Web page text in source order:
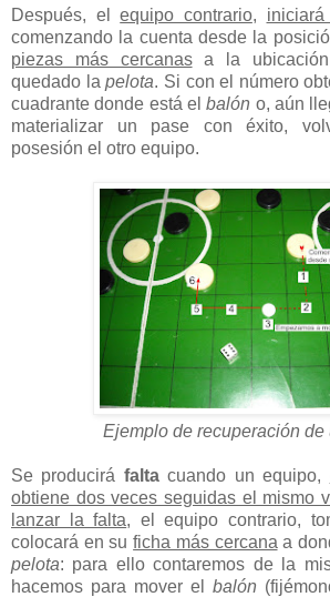
Después, elequipo contrario,
comenzando la cuenta desde la
piezas más cercanasa la
quedado lapelota. Si con el número
cuadrante donde está elbalón o, aún
materializar un pase con éxito,
posesión el otro equipo.
Ejemplo de recuperación de
Se producirá faltacuando un equipo,
obtiene dos veces seguidas el mismo
lanzar la falta, el equipo contrario,
colocará en suficha más cercana a
pelota: para ello contaremos de la
hacemos para mover el balón